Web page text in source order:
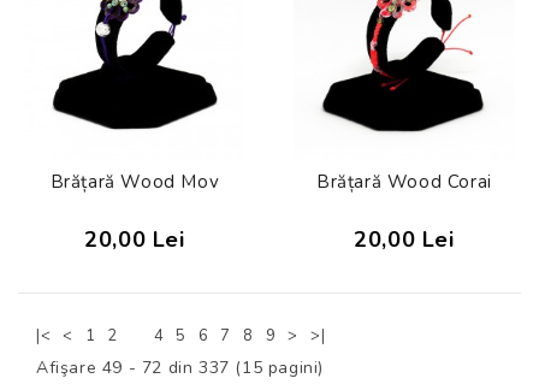
Brățară Wood Mov
20,00 Lei
Brățară Wood Corai
20,00 Lei
|< < 1 2 4 5 6 7 8 9 > >|
Afişare 49 - 72 din 337 (15 pagini)